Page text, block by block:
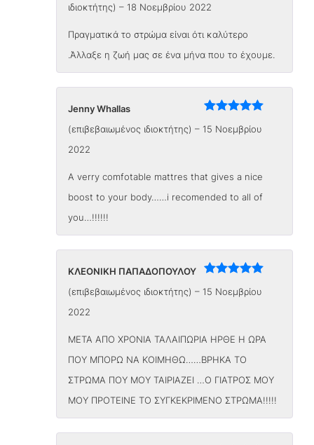
με
ιδιοκτήτης) – 18 Νοεμβρίου 2022
Πραγματικά το στρώμα είναι ότι καλύτερο
.Άλλαξε η ζωή μας σε ένα μήνα που το έχουμε.
με5από 5
Jenny Whallas
(επιβεβαιωμένος ιδιοκτήτης) – 15 Νοεμβρίου
2022
A verry comfotable mattres that gives a nice
boost to your body……i recomended to all of
you…!!!!!!
με5από 5
ΚΛΕΟΝΙΚΗ ΠΑΠΑΔΟΠΟΥΛΟΥ
(επιβεβαιωμένος ιδιοκτήτης) – 15 Νοεμβρίου
2022
ΜΕΤΑ ΑΠΟ ΧΡΟΝΙΑ ΤΑΛΑΙΠΩΡΙΑ ΗΡΘΕ Η ΩΡΑ
ΠΟΥ ΜΠΟΡΩ ΝΑ ΚΟΙΜΗΘΩ……ΒΡΗΚΑ ΤΟ
ΣΤΡΩΜΑ ΠΟΥ ΜΟΥ ΤΑΙΡΙΑΖΕΙ …Ο ΓΙΑΤΡΟΣ ΜΟΥ
ΜΟΥ ΠΡΟΤΕΙΝΕ ΤΟ ΣΥΓΚΕΚΡΙΜΕΝΟ ΣΤΡΩΜΑ!!!!!